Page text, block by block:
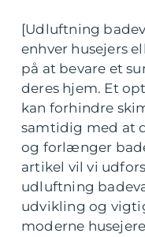
[Udluftning
enhver husejers
på at bevare et
deres hjem. Et
kan forhindre
samtidig med at
og forlænger
artikel vil vi
udluftning
udvikling og
moderne